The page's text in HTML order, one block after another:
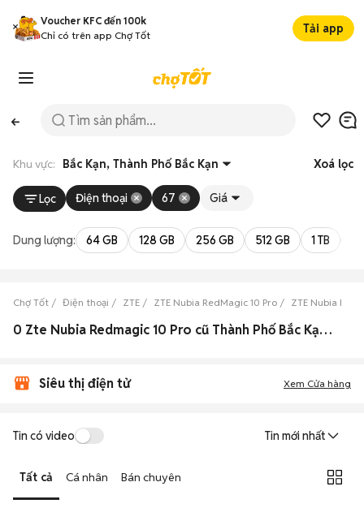
Voucher KFC đến 100k
Chỉ có trên app Chợ Tốt
Tải app
Khu vực: Bắc Kạn, Thành Phố Bắc Kạn Xoá lọc
Lọc Điện thoại 67 Giá
Dung lượng: 64 GB 128 GB 256 GB 512 GB 1 TB
Chợ Tốt Điện thoại ZTE ZTE Nubia RedMagic 10 Pro ZTE Nubia
0 Zte Nubia Redmagic 10 Pro cũ Thành Phố Bắc Kạn, Bắc Kạn đẹp
Siêu thị điện tử Xem Cửa hàng
Tin có video Tin mới nhất
Tất cả Cá nhân Bán chuyên